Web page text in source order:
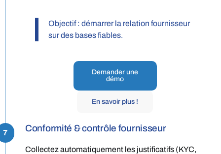
Objectif : démarrer la relation fournisseur
sur des bases fiables.
Demander une
démo
En savoir plus !
Conformité & contrôle fournisseur
7
Collectez automatiquement les justificatifs (KYC,